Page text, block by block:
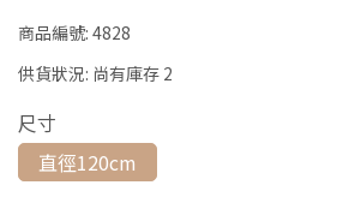
商品編號: 4828
供貨狀況: 尚有庫存 2
尺寸
直徑120cm